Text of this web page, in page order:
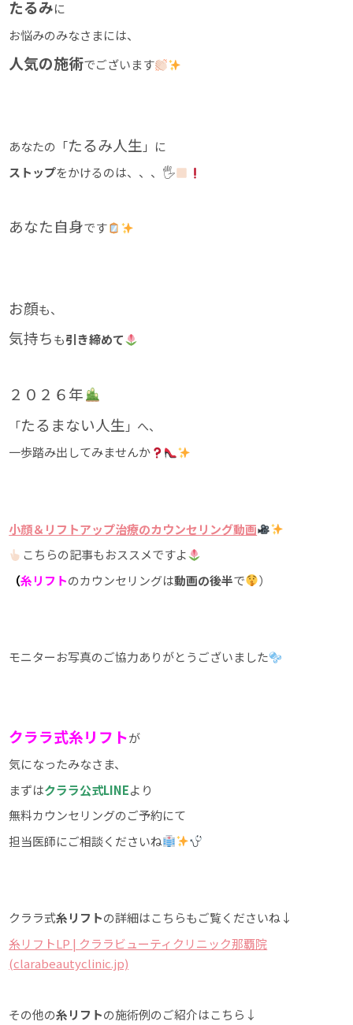
たるみに
お悩みのみなさまには、
人気の施術でございます
あなたの「たるみ人生 」に
ストップをかけるのは、、、🖐
あなた自身です
お顔も、
気持ちも引き締めて
２０２６年
「たるまない人生 」へ、
一歩踏み出してみませんか
小顔＆リフトアップ治療のカウンセリング動画
こちらの記事もおススメですよ
（糸リフトのカウンセリングは動画の後半で ）
モニターお写真のご協力ありがとうございました
クララ式糸リフトが
気になったみなさま、
まずはクララ公式LINEより
無料カウンセリングのご予約にて
担当医師にご相談くださいね
クララ式糸リフトの詳細はこちらもご覧くださいね↓
糸リフトLP | クララビューティクリニック那覇院
(clarabeautyclinic.jp)
その他の糸リフトの施術例のご紹介はこちら↓